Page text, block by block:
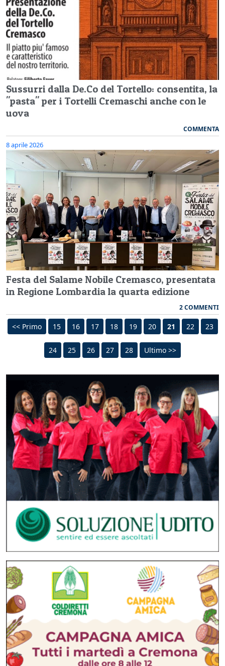
Sussurri dalla De.Co del Tortello: consentita, la
"pasta" per i Tortelli Cremaschi anche con le
uova
COMMENTA
8 aprile 2026
Festa del Salame Nobile Cremasco, presentata
in Regione Lombardia la quarta edizione
2 COMMENTI
<< Primo 15 16 17 18 19 20 21 22 23
24 25 26 27 28 Ultimo >>